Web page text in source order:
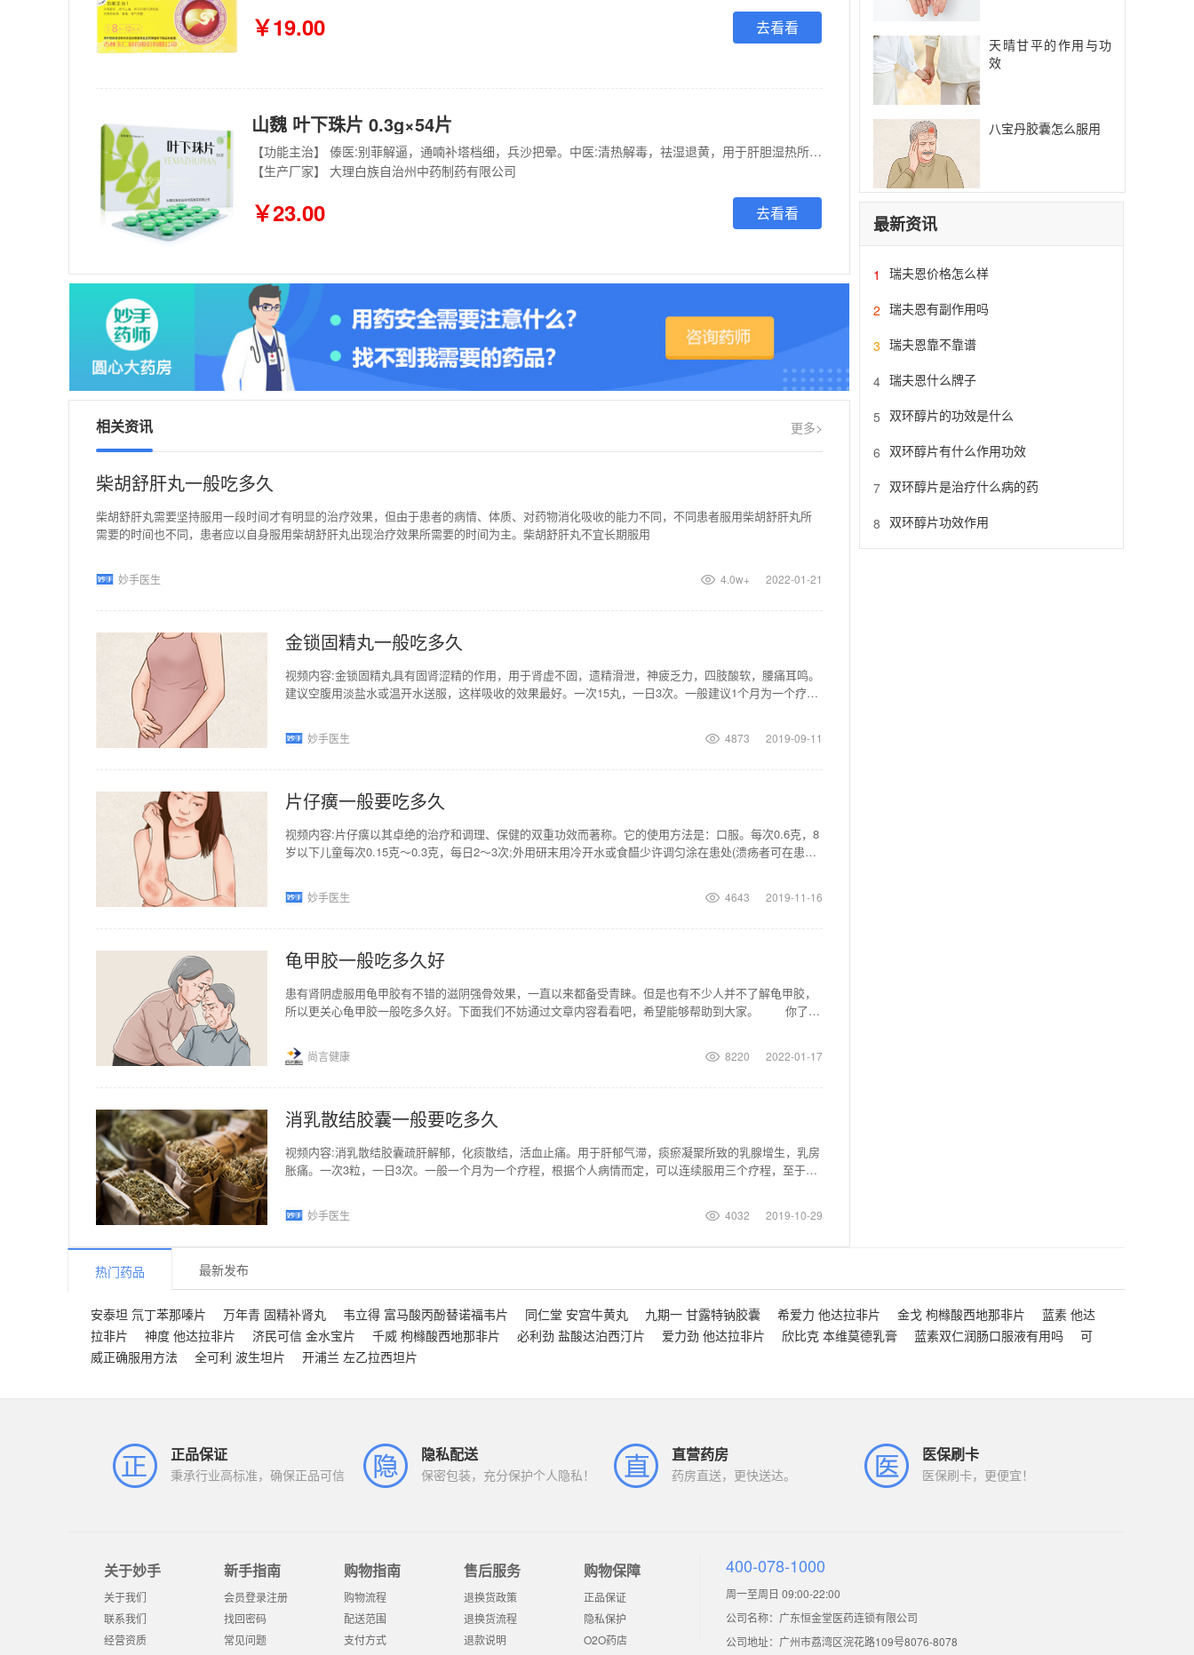
￥19.00 去看看
山魏 叶下珠片 0.3g×54片
【功能主治】 傣医:别菲解逼，通喃补塔档细，兵沙把晕。中医:清热解毒，祛湿退黄，用于肝胆湿热所致的胁痛、腹胀、纳差、恶心、便溏、黄疸、急、慢性乙型肝炎见上述证候者。
【生产厂家】 大理白族自治州中药制药有限公司
￥23.00 去看看
相关资讯 更多>
柴胡舒肝丸一般吃多久
柴胡舒肝丸需要坚持服用一段时间才有明显的治疗效果，但由于患者的病情、体质、对药物消化吸收的能力不同，不同患者服用柴胡舒肝丸所
需要的时间也不同，患者应以自身服用柴胡舒肝丸出现治疗效果所需要的时间为主。柴胡舒肝丸不宜长期服用
妙手医生 4.0w+ 2022-01-21
金锁固精丸一般吃多久
视频内容:金锁固精丸具有固肾涩精的作用，用于肾虚不固，遗精滑泄，神疲乏力，四肢酸软，腰痛耳鸣。
建议空腹用淡盐水或温开水送服，这样吸收的效果最好。一次15丸，一日3次。一般建议1个月为一个疗
妙手医生 4873 2019-09-11
片仔癀一般要吃多久
视频内容:片仔癀以其卓绝的治疗和调理、保健的双重功效而著称。它的使用方法是：口服。每次0.6克，8
岁以下儿童每次0.15克～0.3克，每日2～3次;外用研末用冷开水或食醋少许调匀涂在患处(溃疡者可在患处
妙手医生 4643 2019-11-16
龟甲胶一般吃多久好
患有肾阴虚服用龟甲胶有不错的滋阴强骨效果，一直以来都备受青睐。但是也有不少人并不了解龟甲胶，
所以更关心龟甲胶一般吃多久好。下面我们不妨通过文章内容看看吧，希望能够帮助到大家。 你了解
尚言健康 8220 2022-01-17
消乳散结胶囊一般要吃多久
视频内容:消乳散结胶囊疏肝解郁，化痰散结，活血止痛。用于肝郁气滞，痰瘀凝聚所致的乳腺增生，乳房
胀痛。一次3粒，一日3次。一般一个月为一个疗程，根据个人病情而定，可以连续服用三个疗程，至于消
妙手医生 4032 2019-10-29
天晴甘平的作用与功
效
八宝丹胶囊怎么服用
最新资讯
1 瑞夫恩价格怎么样
2 瑞夫恩有副作用吗
3 瑞夫恩靠不靠谱
4 瑞夫恩什么牌子
5 双环醇片的功效是什么
6 双环醇片有什么作用功效
7 双环醇片是治疗什么病的药
8 双环醇片功效作用
热门药品 最新发布
安泰坦 氘丁苯那嗪片 万年青 固精补肾丸 韦立得 富马酸丙酚替诺福韦片 同仁堂 安宫牛黄丸 九期一 甘露特钠胶囊 希爱力 他达拉非片 金戈 枸橼酸西地那非片
蓝素 他达
拉非片
神度 他达拉非片 济民可信 金水宝片 千威 枸橼酸西地那非片 必利劲 盐酸达泊西汀片 爱力劲 他达拉非片 欣比克 本维莫德乳膏 蓝素双仁润肠口服液有用吗
可
威正确服用方法
全可利 波生坦片 开浦兰 左乙拉西坦片
正品保证
秉承行业高标准，确保正品可信
隐私配送
保密包装，充分保护个人隐私！
直营药房
药房直送，更快送达。
医保刷卡
医保刷卡，更便宜！
关于妙手
关于我们
联系我们
经营资质
新手指南
会员登录注册
找回密码
常见问题
购物指南
购物流程
配送范围
支付方式
售后服务
退换货政策
退换货流程
退款说明
购物保障
正品保证
隐私保护
O2O药店
400-078-1000
周一至周日 09:00-22:00
公司名称：广东恒金堂医药连锁有限公司
公司地址：广州市荔湾区浣花路109号8076-8078